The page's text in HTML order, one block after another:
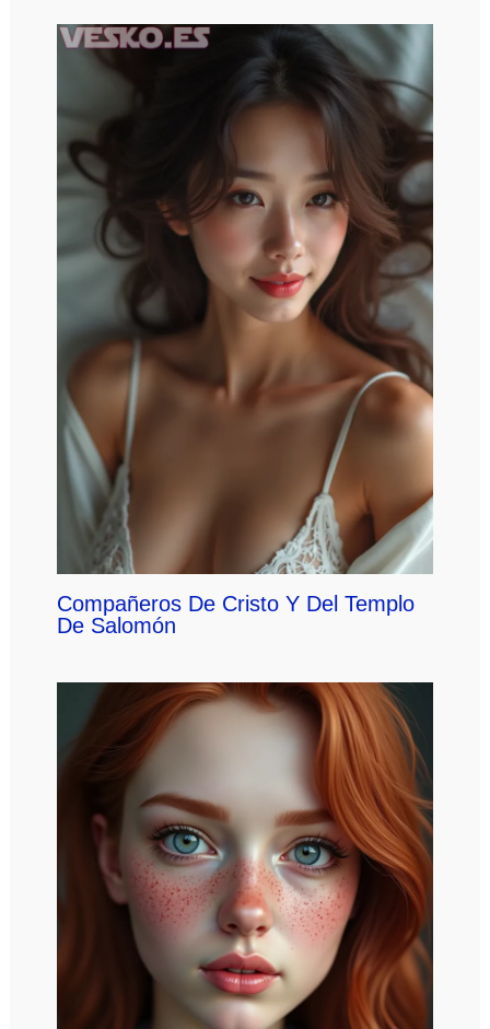
Compañeros De Cristo Y Del Templo
De Salomón